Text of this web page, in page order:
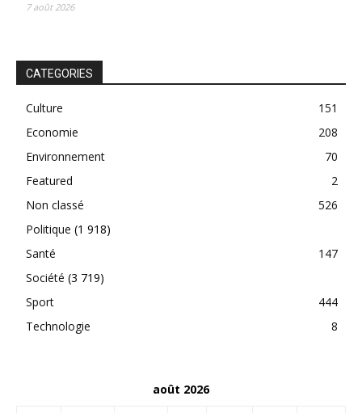
7 août 2026
CATEGORIES
Culture
151
Economie
208
Environnement
70
Featured
2
Non classé
526
Politique (1 918)
Santé
147
Société (3 719)
Sport
444
Technologie
8
août 2026